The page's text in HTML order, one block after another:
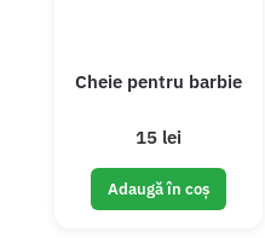
Cheie pentru barbie
15 lei
Adaugă în coș